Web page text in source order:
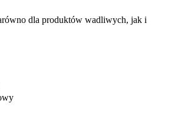
dla produktów wadliwych, jak i